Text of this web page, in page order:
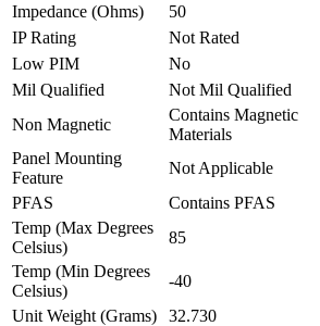
Impedance (Ohms)
50
IP Rating
Not Rated
Low PIM
No
Mil Qualified
Not Mil Qualified
Non Magnetic
Contains Magnetic
Materials
Panel Mounting
Feature
Not Applicable
PFAS
Contains PFAS
Temp (Max Degrees
Celsius)
85
Temp (Min Degrees
Celsius)
-40
Unit Weight (Grams)
32.730